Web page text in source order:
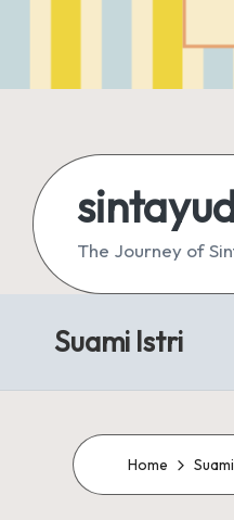
The Journey of
Suami Istri
Home